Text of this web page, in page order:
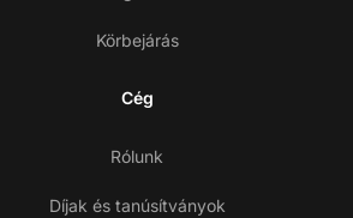
Körbejárás
Cég
Rólunk
Díjak és tanúsítványok